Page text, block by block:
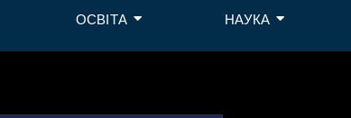
ОСВІТА НАУКА